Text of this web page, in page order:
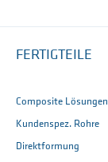
FERTIGTEILE
Composite Lösungen
Kundenspez. Rohre
Direktformung